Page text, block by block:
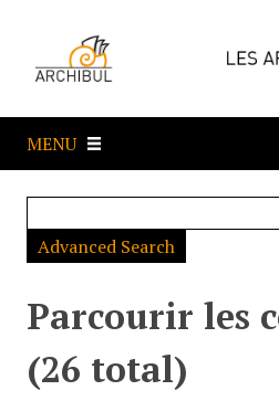
e
a
MENU
Advanced Search
Parcourir les
(26 total)